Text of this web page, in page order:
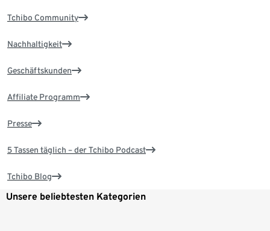
Tchibo Community
Nachhaltigkeit
Geschäftskunden
Affiliate Programm
Presse
5 Tassen täglich – der Tchibo Podcast
Tchibo Blog
Unsere beliebtesten Kategorien